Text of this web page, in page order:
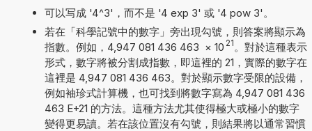
可以写成 '4^3'，而不是 '4 exp 3' 或 '4 pow 3'。
若在「科學記號中的數字」旁出現勾號，則答案將顯示為
指數。例如，4,947 081 436 463 × 10 21 。對於這種表示
形式，數字將被分割成指數，即這裡的 21，實際的數字在
這裡是 4,947 081 436 463。對於顯示數字受限的設備，
例如袖珍式計算機，也可找到將數字寫為 4,947 081 436
463 E+21 的方法。這種方法尤其使得極大或極小的數字
變得更易讀。若在該位置沒有勾號，則結果將以通常習慣